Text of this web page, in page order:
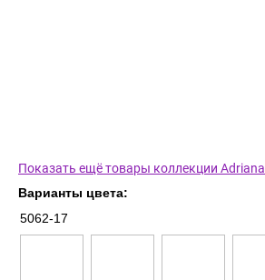
Показать ещё товары коллекции Adriana
Варианты цвета:
5062-17